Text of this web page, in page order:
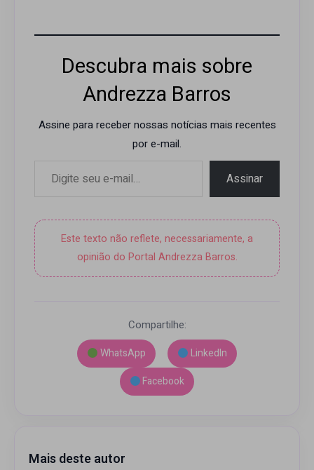
Descubra mais sobre
Andrezza Barros
Assine para receber nossas notícias mais recentes
por e-mail.
Assinar
Este texto não reflete, necessariamente, a
opinião do Portal Andrezza Barros.
Compartilhe:
WhatsApp
LinkedIn
Facebook
Mais deste autor